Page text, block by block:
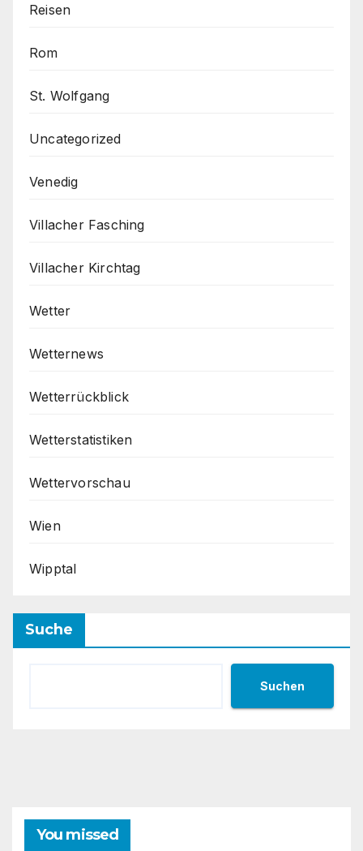
Reisen
Rom
St. Wolfgang
Uncategorized
Venedig
Villacher Fasching
Villacher Kirchtag
Wetter
Wetternews
Wetterrückblick
Wetterstatistiken
Wettervorschau
Wien
Wipptal
Suche
Suchen
You missed